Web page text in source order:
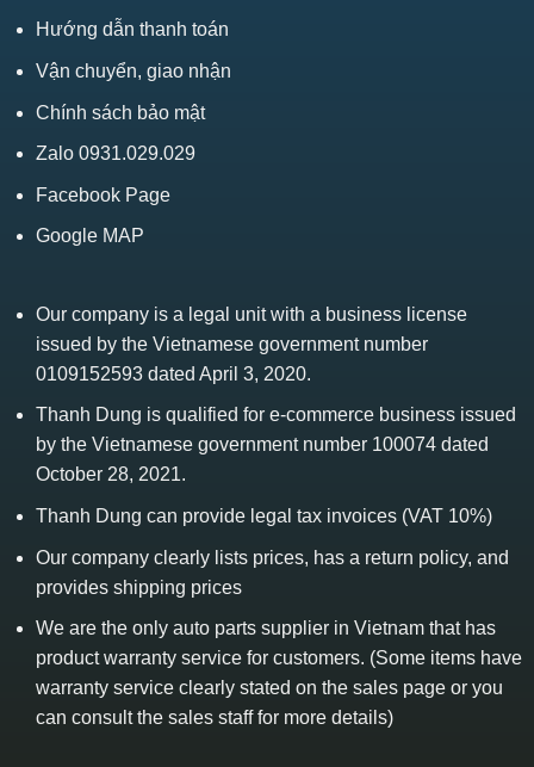
Hướng dẫn thanh toán
Vận chuyển, giao nhận
Chính sách bảo mật
Zalo 0931.029.029
Facebook Page
Google MAP
Our company is a legal unit with a business license
issued by the Vietnamese government number
0109152593 dated April 3, 2020.
Thanh Dung is qualified for e-commerce business issued
by the Vietnamese government number 100074 dated
October 28, 2021.
Thanh Dung can provide legal tax invoices (VAT 10%)
Our company clearly lists prices, has a return policy, and
provides shipping prices
We are the only auto parts supplier in Vietnam that has
product warranty service for customers. (Some items have
warranty service clearly stated on the sales page or you
can consult the sales staff for more details)